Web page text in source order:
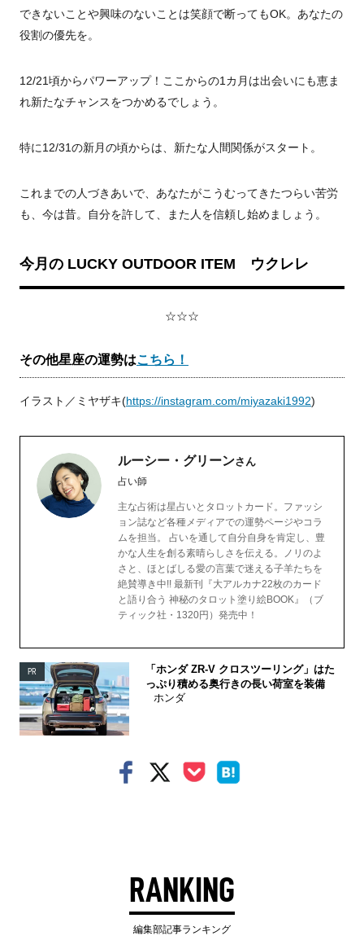
できないことや興味のないことは笑顔で断ってもOK。あなたの
役割の優先を。
12/21頃からパワーアップ！ここからの1カ月は出会いにも恵ま
れ新たなチャンスをつかめるでしょう。
特に12/31の新月の頃からは、新たな人間関係がスタート。
これまでの人づきあいで、あなたがこうむってきたつらい苦労
も、今は昔。自分を許して、また人を信頼し始めましょう。
今月の LUCKY OUTDOOR ITEM ウクレレ
☆☆☆
その他星座の運勢はこちら！
イラスト／ミヤザキ(https://instagram.com/miyazaki1992)
ルーシー・グリーンさん
占い師
主な占術は星占いとタロットカード。ファッシ
ョン誌など各種メディアでの運勢ページやコラ
ムを担当。 占いを通して自分自身を肯定し、豊
かな人生を創る素晴らしさを伝える。ノリのよ
さと、ほとばしる愛の言葉で迷える子羊たちを
絶賛導き中!! 最新刊『大アルカナ22枚のカード
と語り合う 神秘のタロット塗り絵BOOK』（ブ
ティック社・1320円）発売中！
PR
「ホンダ ZR-V クロスツーリング」はた
っぷり積める奥行きの長い荷室を装備
ホンダ
RANKING
編集部記事ランキング